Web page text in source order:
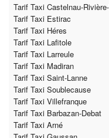
Tarif Taxi Castelnau-
Tarif Taxi Estirac
Tarif Taxi Héres
Tarif Taxi Lafitole
Tarif Taxi Larreule
Tarif Taxi Madiran
Tarif Taxi Saint-Lanne
Tarif Taxi Soublecause
Tarif Taxi Villefranque
Tarif Taxi Barbazan-Debat
Tarif Taxi Arné